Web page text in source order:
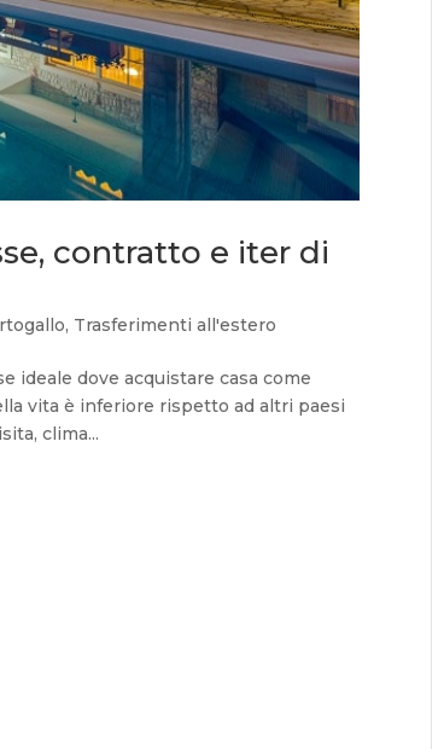
contratto e iter di
, Trasferimenti all'estero
ideale dove acquistare casa come
vita è inferiore rispetto ad altri paesi
clima...